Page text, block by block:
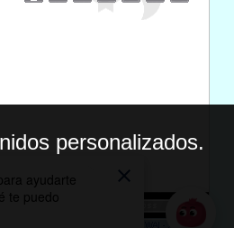
personalizados.